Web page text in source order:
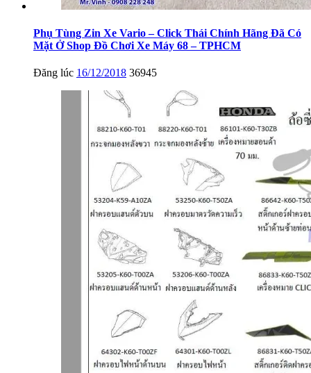
Phụ Tùng Zin Xe Vario – Click Thái Chính Hãng Đã Có
Mặt Ở Shop Đồ Chơi Xe Máy 68 – TPHCM
Đăng lúc 16/12/2018 36945